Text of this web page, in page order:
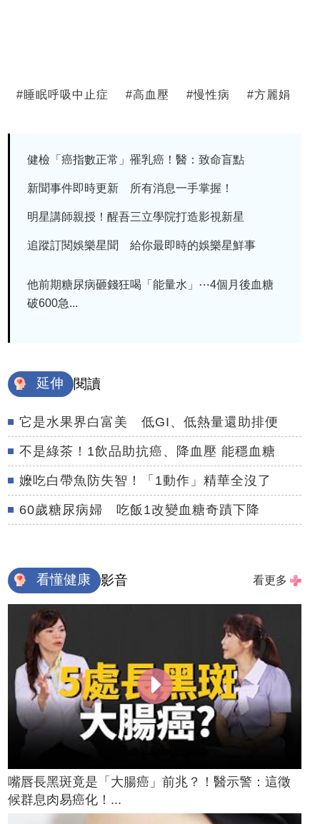
#睡眠呼吸中止症 #高血壓 #慢性病 #方麗娟
健檢「癌指數正常」罹乳癌！醫：致命盲點
新聞事件即時更新 所有消息一手掌握！
明星講師親授！醒吾三立學院打造影視新星
追蹤訂閱娛樂星聞 給你最即時的娛樂星鮮事
他前期糖尿病砸錢狂喝「能量水」⋯4個月後血糖
破600急...
延伸 閱讀
它是水果界白富美 低GI、低熱量還助排便
不是綠茶！1飲品助抗癌、降血壓 能穩血糖
嬤吃白帶魚防失智！「1動作」精華全沒了
60歲糖尿病婦 吃飯1改變血糖奇蹟下降
看懂健康 影音 看更多
嘴唇長黑斑竟是「大腸癌」前兆？！醫示警：這徵
候群息肉易癌化！...